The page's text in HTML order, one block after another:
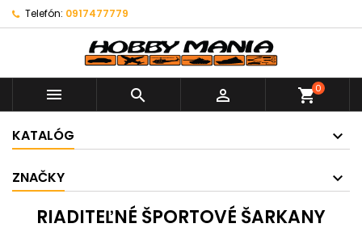
Telefón: 0917477779
   shopping_cart0
KATALÓG
ZNAČKY
RIADITEĽNÉ ŠPORTOVÉ ŠARKANY